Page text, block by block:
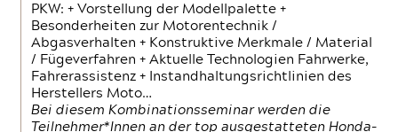
PKW: + Vorstellung der Modellpalette +
Besonderheiten zur Motorentechnik /
Abgasverhalten + Konstruktive Merkmale / Material
/ Fügeverfahren + Aktuelle Technologien Fahrwerke,
Fahrerassistenz + Instandhaltungsrichtlinien des
Herstellers Moto…
Bei diesem Kombinationsseminar werden die
Teilnehmer*Innen an der top ausgestatteten Honda-